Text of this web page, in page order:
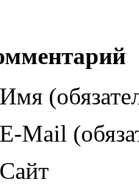
Имя
E-Mail
Сайт